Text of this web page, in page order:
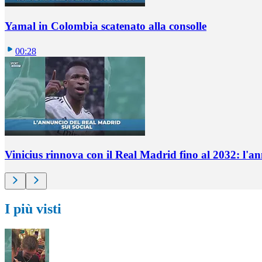
Yamal in Colombia scatenato alla consolle
00:28
Vinicius rinnova con il Real Madrid fino al 2032:
I più visti